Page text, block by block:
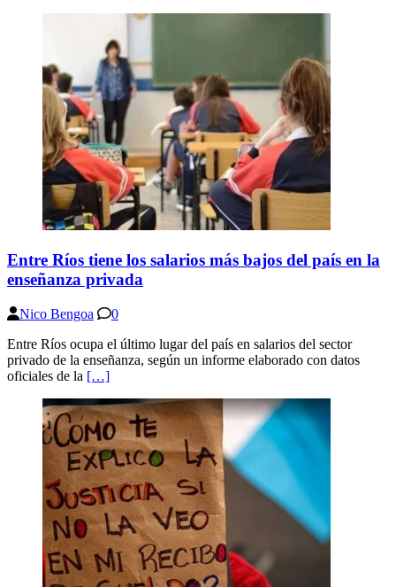
Entre Ríos tiene los salarios más bajos del país en la
enseñanza privada
Nico Bengoa
0
Entre Ríos ocupa el último lugar del país en salarios del sector
privado de la enseñanza, según un informe elaborado con datos
oficiales de la […]